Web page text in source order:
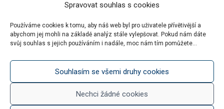
Spravovat souhlas s cookies
Používáme cookies k tomu, aby náš web byl pro uživatele přívětivější a
abychom jej mohli na základě analýz stále vylepšovat. Pokud nám dáte
svůj souhlas s jejich používáním i nadále, moc nám tím pomůžete...
Souhlasím se všemi druhy cookies
Nechci žádné cookies
HLAVNÍ KATEGORIE
Lahvové víno
Šumivá vína
Něco na zub
Dárkové balení